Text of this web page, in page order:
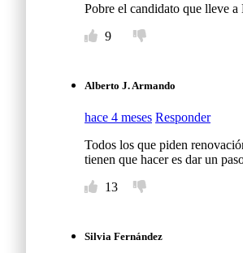
Pobre el candidato que lleve
9
Alberto J. Armando
hace 4 meses Responder
Todos los que piden
tienen que hacer es dar un
13
Silvia Fernández